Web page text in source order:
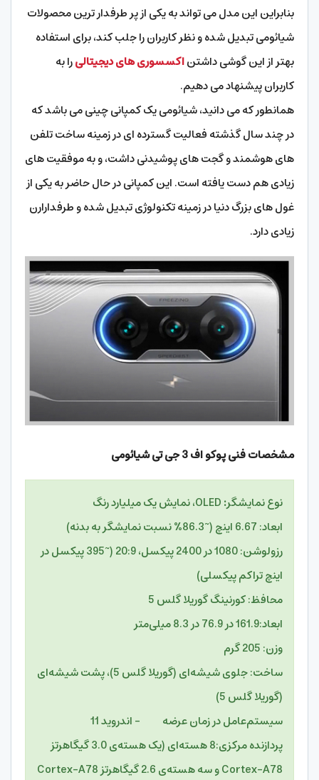
بنابراین این مدل می تواند به یکی از پر طرفدار ترین محصولات
شیائومی تبدیل شده و نظر کاربران را جلب کند، برای استفاده
بهتر از این گوشی داشتناکسسوری های دیجیتالیرا به
کاربران پیشنهاد می دهیم.
همانطور که می دانید، شیائومی یک کمپانی چینی می باشد که
در چند سال گذشته فعالیت گسترده ای در زمینه ساخت تلفن
های هوشمند و گجت های پوشیدنی داشت، و به موفقیت های
زیادی هم دست یافته است. این کمپانی در حال حاضر به یکی از
غول های بزرگ دنیا در زمینه تکنولوژی تبدیل شده و طرفدارارن
زیادی دارد.
مشخصات فنی پوکو اف 3 جی تی شیائومی
نوعنمایشگر:OLED، نمایش یک میلیارد رنگ
ابعاد: 6.67 اینچ (~86.3% نسبت نمایشگر به بدنه)
رزولوشن: 1080 در 2400 پیکسل، 20:9 (~395 پیکسل در
اینچ تراکم پیکسلی)
محافظ: کورنینگ گوریلا گلس 5
ابعاد:161.9 در 76.9 در 8.3 میلی‌متر
وزن: 205 گرم
ساخت: جلوی شیشه‌ای (گوریلا گلس 5)، پشت شیشه‌ای
(گوریلا گلس 5)
سیستم‌عامل در زمان عرضه – اندروید 11
پردازنده مرکزی:8 هسته‌ای (یک هسته‌ی 3.0 گیگاهرتز
Cortex-A78 و سه هسته‌ی 2.6 گیگاهرتز Cortex-A78